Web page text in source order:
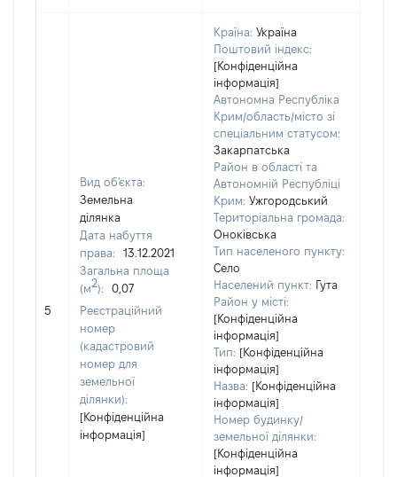
5
Вид об'єкта:
Земельна
ділянка
Дата набуття
права:
13.12.2021
Загальна площа
(м2):
0,07
Реєстраційний
номер
(кадастровий
номер для
земельної
ділянки):
[Конфіденційна
інформація]
Країна: Україна
Поштовий індекс:
[Конфіденційна
інформація]
Автономна Республіка
Крим/область/місто зі
спеціальним статусом:
Закарпатська
Район в області та
Автономній Республіці
Крим: Ужгородський
Територіальна громада:
Оноківська
Тип населеного пункту:
Село
Населений пункт: Гута
Район у місті:
[Конфіденційна
інформація]
Тип: [Конфіденційна
інформація]
Назва: [Конфіденційна
інформація]
Номер будинку/
земельної ділянки:
[Конфіденційна
інформація]